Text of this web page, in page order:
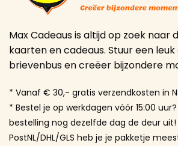
Max Cadeaus is altijd op zoek naar
kaarten en cadeaus. Stuur een
brievenbus en creëer bijzondere
* Vanaf € 30,- gratis verzendkosten in
* Bestel je op werkdagen vóór 15:00
bestelling nog dezelfde dag de deur uit!
PostNL/DHL/GLS heb je je pakketje